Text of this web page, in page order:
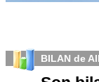
BILAN de